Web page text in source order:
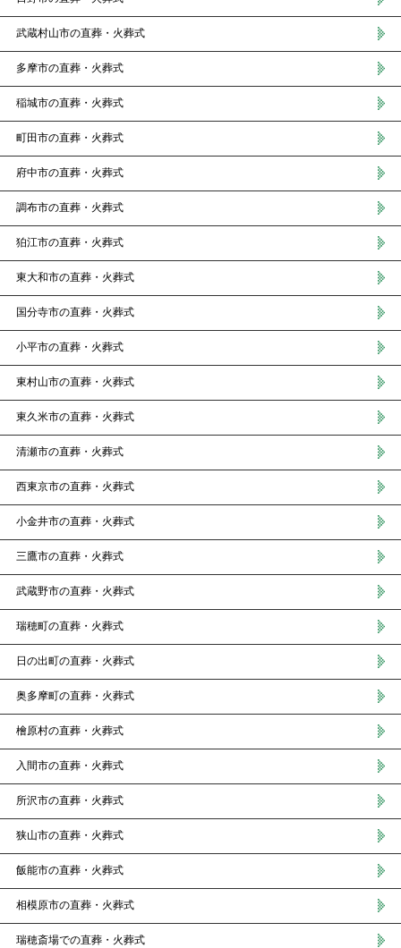
武蔵村山市の直葬・火葬式
多摩市の直葬・火葬式
稲城市の直葬・火葬式
町田市の直葬・火葬式
府中市の直葬・火葬式
調布市の直葬・火葬式
狛江市の直葬・火葬式
東大和市の直葬・火葬式
国分寺市の直葬・火葬式
小平市の直葬・火葬式
東村山市の直葬・火葬式
東久米市の直葬・火葬式
清瀬市の直葬・火葬式
西東京市の直葬・火葬式
小金井市の直葬・火葬式
三鷹市の直葬・火葬式
武蔵野市の直葬・火葬式
瑞穂町の直葬・火葬式
日の出町の直葬・火葬式
奥多摩町の直葬・火葬式
檜原村の直葬・火葬式
入間市の直葬・火葬式
所沢市の直葬・火葬式
狭山市の直葬・火葬式
飯能市の直葬・火葬式
相模原市の直葬・火葬式
瑞穂斎場での直葬・火葬式